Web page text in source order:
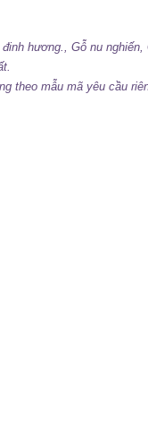
hương., Gỗ nu
theo mẫu mã yêu cầu